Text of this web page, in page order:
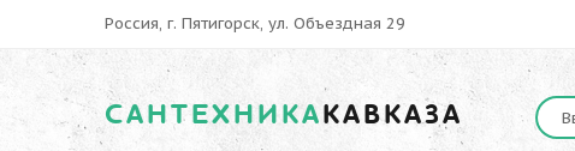
Россия, г. Пятигорск, ул. Объездная 29
САНТЕХНИКАКАВКАЗА